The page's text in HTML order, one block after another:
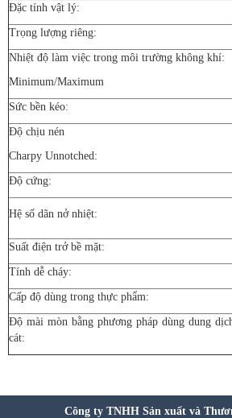
Đặc tính vật lý:
Trọng lượng riêng:
Nhiệt độ làm việc trong môi trường không khí:
Minimum/Maximum
Sức bền kéo:
Độ chịu nén
Charpy Unnotched:
Độ cứng:
Hệ số dãn nở nhiệt:
Suất điện trở bề mặt:
Tính dễ cháy:
Cấp độ dùng trong thực phẩm:
Độ mài mòn bằng phương pháp dùng dung
cát:
Công ty TNHH Sản xuất và